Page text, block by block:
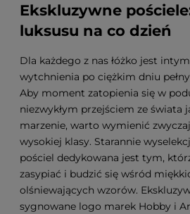
Ekskluzywne
luksusu na co dzień
Dla każdego z nas łóżko jest
wytchnienia po ciężkim dniu
Aby moment zatopienia się w
niezwykłym przejściem ze świata
marzenie, warto wymienić
wysokiej klasy. Starannie
pościel dedykowana jest tym,
zasypiać i budzić się wśród
olśniewających wzorów.
sygnowane logo marek Hobby i